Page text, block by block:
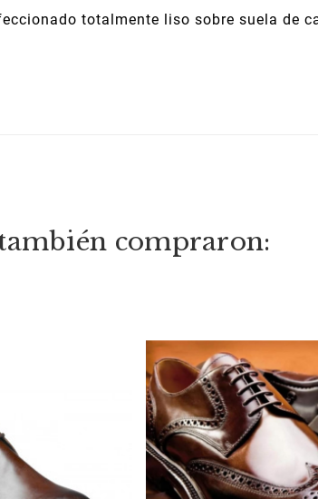
totalmente liso sobre suela de
compraron: